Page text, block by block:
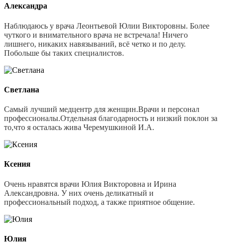
Александра
Наблюдаюсь у врача Леонтьевой Юлии Викторовны. Более
чуткого и внимательного врача не встречала! Ничего
лишнего, никаких навязываний, всё четко и по делу.
Побольше бы таких специалистов.
Светлана
Самый лучший медцентр для женщин.Врачи и персонал
профессионалы.Отдельная благодарность и низкий поклон за
то,что я осталась жива Черемушкиной И.А.
Ксения
Очень нравятся врачи Юлия Викторовна и Ирина
Александровна. У них очень деликатный и
профессиональный подход, а также приятное общение.
Юлия